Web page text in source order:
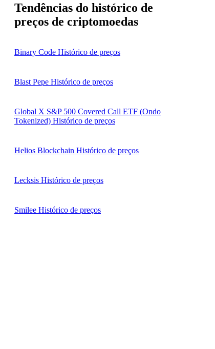
Tendências do histórico de
preços de criptomoedas
Binary Code Histórico de preços
Blast Pepe Histórico de preços
Global X S&P 500 Covered Call ETF (Ondo
Tokenized) Histórico de preços
Helios Blockchain Histórico de preços
Lecksis Histórico de preços
Smilee Histórico de preços